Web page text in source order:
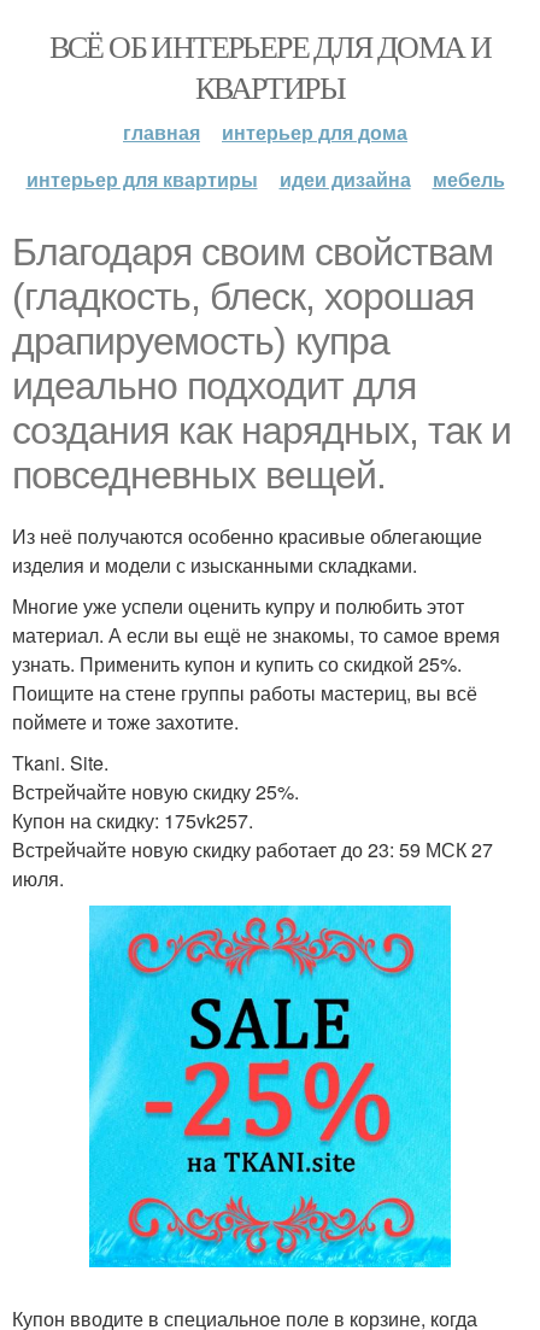
ВСЁ ОБ ИНТЕРЬЕРЕ ДЛЯ ДОМА И
КВАРТИРЫ
главная
интерьер для дома
интерьер для квартиры
идеи дизайна мебель
Благодаря своим свойствам
(гладкость, блеск, хорошая
драпируемость) купра
идеально подходит для
создания как нарядных, так и
повседневных вещей.
Из неё получаются особенно красивые облегающие
изделия и модели с изысканными складками.
Многие уже успели оценить купру и полюбить этот
материал. А если вы ещё не знакомы, то самое время
узнать. Применить купон и купить со скидкой 25%.
Поищите на стене группы работы мастериц, вы всё
поймете и тоже захотите.
Tkani. Site.
Встрейчайте новую скидку 25%.
Купон на скидку: 175vk257.
Встрейчайте новую скидку работает до 23: 59 МСК 27
июля.
Купон вводите в специальное поле в корзине, когда